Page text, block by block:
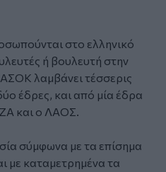
στο ελληνικό
ή βουλευτή στην
λαμβάνει τέσσερις
έδρες, και από μία έδρα
και ο ΛΑΟΣ.
σύμφωνα με τα επίσημα
με καταμετρημένα τα